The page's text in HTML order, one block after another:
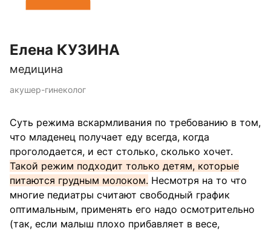
Елена КУЗИНА
медицина
акушер-гинеколог
Суть режима вскармливания по требованию в том,
что младенец получает еду всегда, когда
проголодается, и ест столько, сколько хочет.
Такой режим подходит только детям, которые
питаются грудным молоком. Несмотря на то что
многие педиатры считают свободный график
оптимальным, применять его надо осмотрительно
(так, если малыш плохо прибавляет в весе,